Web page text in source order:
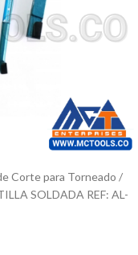
Corte para Torneado
SOLDADA REF: AL-